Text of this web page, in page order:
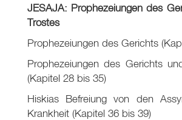
JESAJA: Prophezeiungen des
Trostes
Prophezeiungen des Gerichts
Prophezeiungen des Gerichts
(Kapitel 28 bis 35)
Hiskias Befreiung von den
Krankheit (Kapitel 36 bis 39)